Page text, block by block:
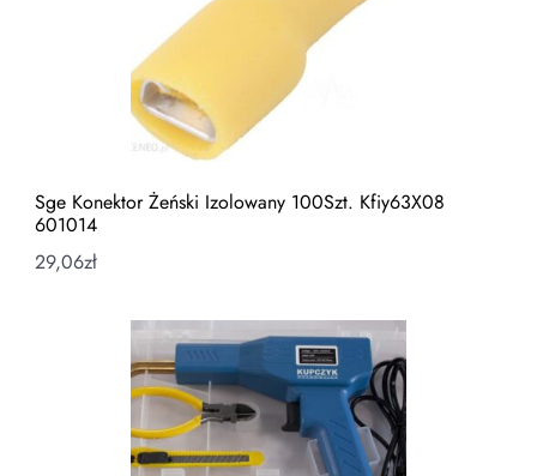
Sge Konektor Żeński Izolowany 100Szt. Kfiy63X08
601014
29,06zł